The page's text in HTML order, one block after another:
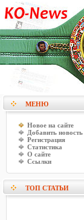
МЕНЮ
Новое на сайте
Добавить новость
Регистрация
Статистика
О сайте
Ссылки
ТОП СТАТЬИ